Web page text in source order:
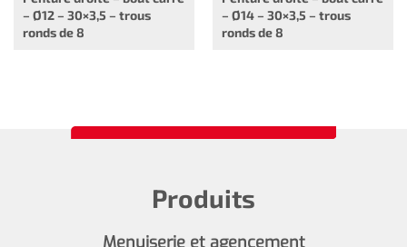
– Ø12 – 30×3,5 – trous
ronds de 8
– Ø14 – 30×3,5 – trous
ronds de 8
Produits